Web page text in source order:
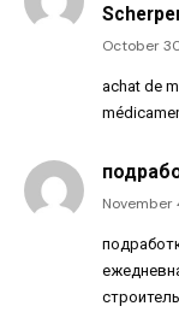
October
achat de
November